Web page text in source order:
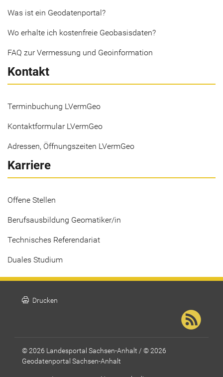
Was ist ein Geodatenportal?
Wo erhalte ich kostenfreie Geobasisdaten?
FAQ zur Vermessung und Geoinformation
Kontakt
Terminbuchung LVermGeo
Kontaktformular LVermGeo
Adressen, Öffnungszeiten LVermGeo
Karriere
Offene Stellen
Berufsausbildung Geomatiker/in
Technisches Referendariat
Duales Studium
print Drucken
© 2026 Landesportal Sachsen-Anhalt / © 2026
Geodatenportal Sachsen-Anhalt